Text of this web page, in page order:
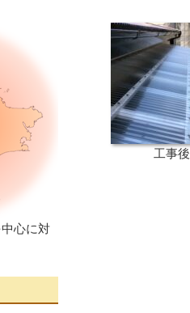
工事後
心に対